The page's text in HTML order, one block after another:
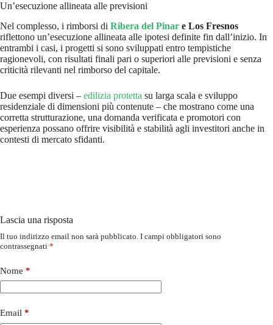
Un’esecuzione allineata alle previsioni
Nel complesso, i rimborsi di Ribera del Pinar e Los Fresnos
riflettono un’esecuzione allineata alle ipotesi definite fin dall’inizio. In
entrambi i casi, i progetti si sono sviluppati entro tempistiche
ragionevoli, con risultati finali pari o superiori alle previsioni e senza
criticità rilevanti nel rimborso del capitale.
Due esempi diversi – edilizia protetta su larga scala e sviluppo
residenziale di dimensioni più contenute – che mostrano come una
corretta strutturazione, una domanda verificata e promotori con
esperienza possano offrire visibilità e stabilità agli investitori anche in
contesti di mercato sfidanti.
Lascia una risposta
Il tuo indirizzo email non sarà pubblicato. I campi obbligatori sono
contrassegnati *
Nome *
Email *